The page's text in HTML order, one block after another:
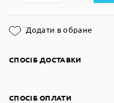
Додати в обране
СПОСІБ ДОСТАВКИ
СПОСІБ ОПЛАТИ